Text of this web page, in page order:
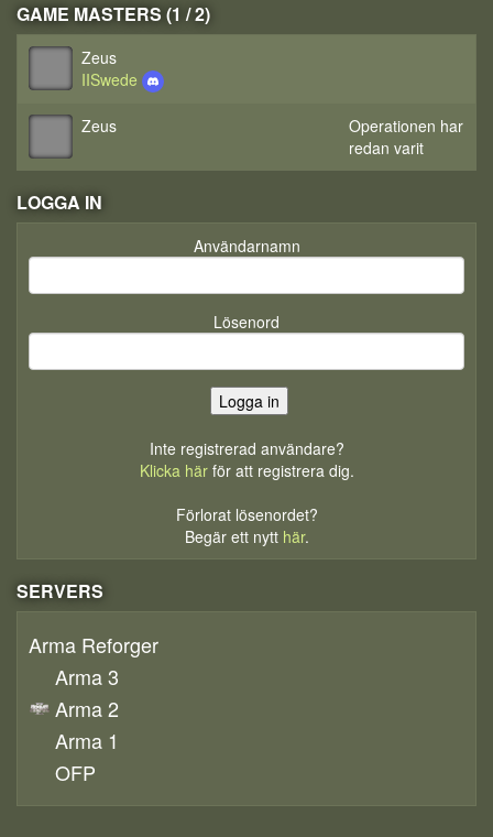
GAME MASTERS (1 / 2)
Zeus
IISwede
Zeus
Operationen har
redan varit
LOGGA IN
Användarnamn
Lösenord
Inte registrerad användare?
Klicka härför att registrera dig.
Förlorat lösenordet?
Begär ett nytt här.
SERVERS
Arma Reforger
Arma 3
Arma 2
Arma 1
OFP